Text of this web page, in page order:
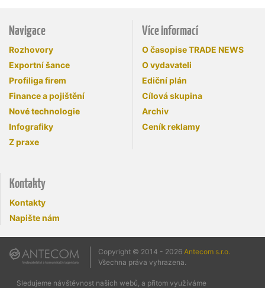
Navigace
Rozhovory
Exportní šance
Profiliga firem
Finance a pojištění
Nové technologie
Infografiky
Z praxe
Více informací
O časopise TRADE NEWS
O vydavateli
Ediční plán
Cílová skupina
Archiv
Ceník reklamy
Kontakty
Kontakty
Napište nám
Copyright © 2014 - 2026 Antecom s.r.o.
Všechna práva vyhrazena.
Sledujeme návštěvnost našich webů, a přitom využíváme